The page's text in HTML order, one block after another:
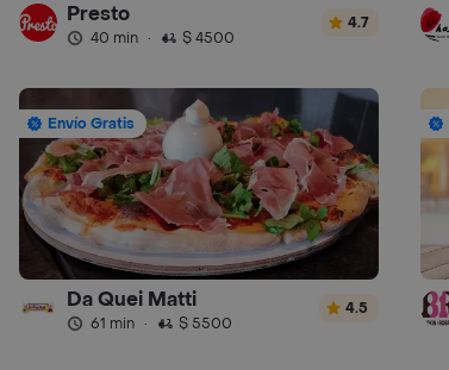
Presto
40 min · $ 4500
4.7
Envío Gratis
Da Quei Matti
61 min · $ 5500
4.5